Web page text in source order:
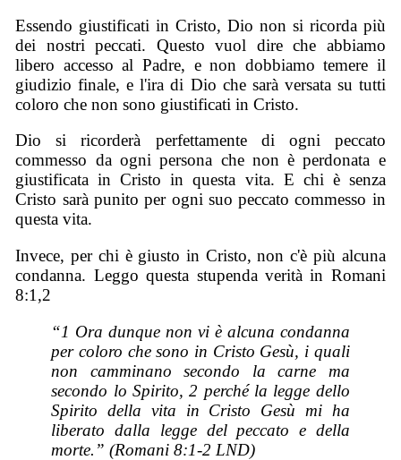
Essendo giustificati in Cristo, Dio non si ricorda più
dei nostri peccati. Questo vuol dire che abbiamo
libero accesso al Padre, e non dobbiamo temere il
giudizio finale, e l'ira di Dio che sarà versata su tutti
coloro che non sono giustificati in Cristo.
Dio si ricorderà perfettamente di ogni peccato
commesso da ogni persona che non è perdonata e
giustificata in Cristo in questa vita. E chi è senza
Cristo sarà punito per ogni suo peccato commesso in
questa vita.
Invece, per chi è giusto in Cristo, non c'è più alcuna
condanna. Leggo questa stupenda verità in Romani
8:1,2
“1 Ora dunque non vi è alcuna condanna
per coloro che sono in Cristo Gesù, i quali
non camminano secondo la carne ma
secondo lo Spirito, 2 perché la legge dello
Spirito della vita in Cristo Gesù mi ha
liberato dalla legge del peccato e della
morte.” (Romani 8:1-2 LND)